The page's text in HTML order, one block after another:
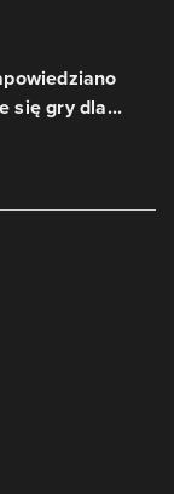
się gry dla...